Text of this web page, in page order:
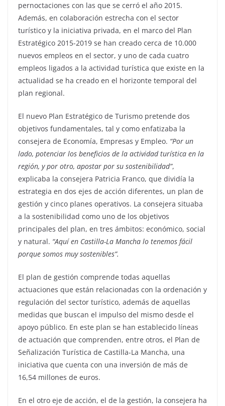
pernoctaciones con las que se cerró el año 2015.
Además, en colaboración estrecha con el sector
turístico y la iniciativa privada, en el marco del Plan
Estratégico 2015-2019 se han creado cerca de 10.000
nuevos empleos en el sector, y uno de cada cuatro
empleos ligados a la actividad turística que existe en la
actualidad se ha creado en el horizonte temporal del
plan regional.
El nuevo Plan Estratégico de Turismo pretende dos
objetivos fundamentales, tal y como enfatizaba la
consejera de Economía, Empresas y Empleo. “Por un
lado, potenciar los beneficios de la actividad turística en la
región, y por otro, apostar por su sostenibilidad”,
explicaba la consejera Patricia Franco, que dividía la
estrategia en dos ejes de acción diferentes, un plan de
gestión y cinco planes operativos. La consejera situaba
a la sostenibilidad como uno de los objetivos
principales del plan, en tres ámbitos: económico, social
y natural. “Aquí en Castilla-La Mancha lo tenemos fácil
porque somos muy sostenibles”.
El plan de gestión comprende todas aquellas
actuaciones que están relacionadas con la ordenación y
regulación del sector turístico, además de aquellas
medidas que buscan el impulso del mismo desde el
apoyo público. En este plan se han establecido líneas
de actuación que comprenden, entre otros, el Plan de
Señalización Turística de Castilla-La Mancha, una
iniciativa que cuenta con una inversión de más de
16,54 millones de euros.
En el otro eje de acción, el de la gestión, la consejera ha